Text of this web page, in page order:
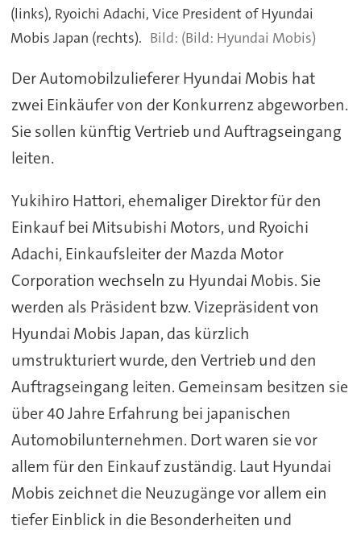
(links), Ryoichi Adachi, Vice President of Hyundai
Mobis Japan (rechts).
(Bild: Hyundai Mobis)
Der Automobilzulieferer Hyundai Mobis hat
zwei Einkäufer von der Konkurrenz abgeworben.
Sie sollen künftig Vertrieb und Auftragseingang
leiten.
Yukihiro Hattori, ehemaliger Direktor für den
Einkauf bei Mitsubishi Motors, und Ryoichi
Adachi, Einkaufsleiter der Mazda Motor
Corporation wechseln zu Hyundai Mobis. Sie
werden als Präsident bzw. Vizepräsident von
Hyundai Mobis Japan, das kürzlich
umstrukturiert wurde, den Vertrieb und den
Auftragseingang leiten. Gemeinsam besitzen sie
über 40 Jahre Erfahrung bei japanischen
Automobilunternehmen. Dort waren sie vor
allem für den Einkauf zuständig. Laut Hyundai
Mobis zeichnet die Neuzugänge vor allem ein
tiefer Einblick in die Besonderheiten und